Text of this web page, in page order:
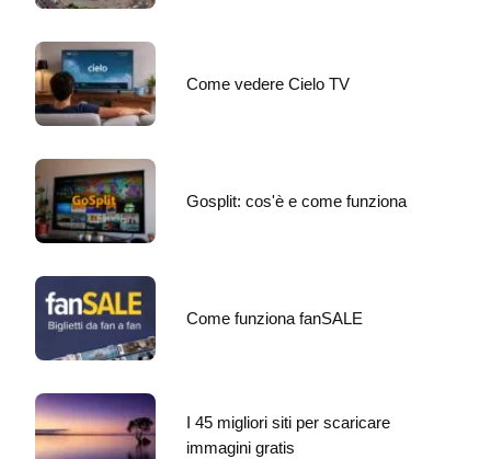
Come vedere Cielo TV
Gosplit: cos'è e come funziona
Come funziona fanSALE
I 45 migliori siti per scaricare
immagini gratis